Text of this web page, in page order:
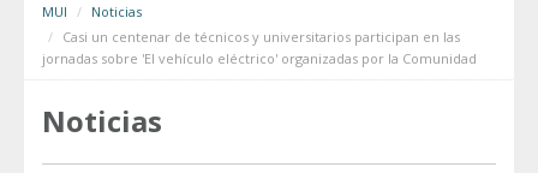
MUI
Noticias
Casi un centenar de técnicos y universitarios participan en las
jornadas sobre 'El vehículo eléctrico' organizadas por la Comunidad
Noticias